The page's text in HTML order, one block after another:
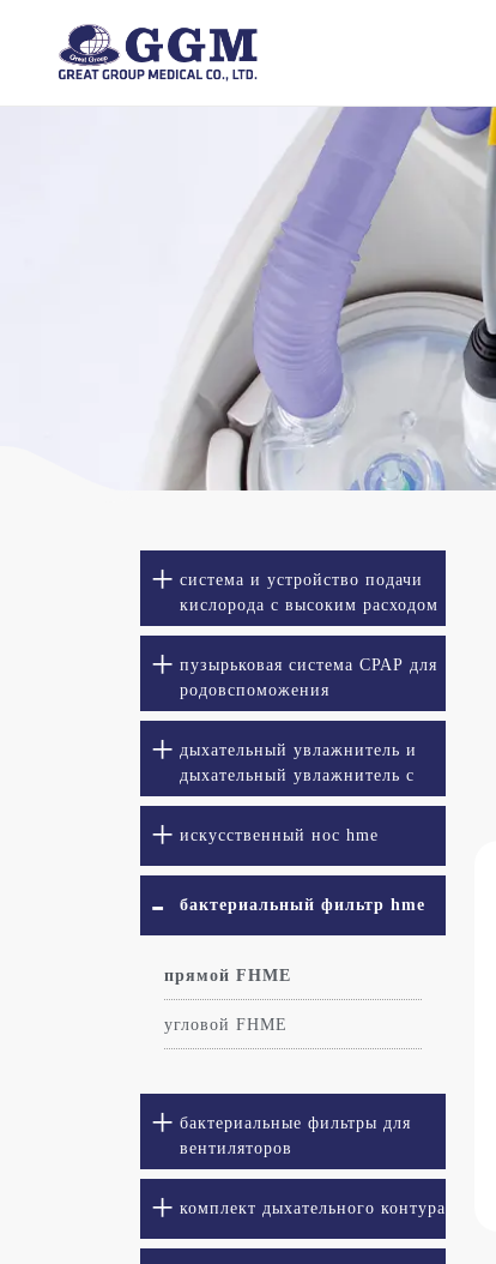
система и устройство подачи
кислорода с высоким расходом
пузырьковая система СРАР для
родовспоможения
дыхательный увлажнитель и
дыхательный увлажнитель с
подогревом
искусственный нос hme
бактериальный фильтр hme
прямой FHME
угловой FHME
бактериальные фильтры для
вентиляторов
комплект дыхательного контура